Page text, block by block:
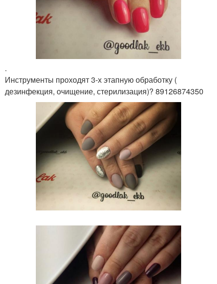
.
Инструменты проходят 3-х этапную обработку (
дезинфекция, очищение, стерилизация)? 89126874350